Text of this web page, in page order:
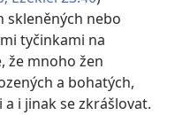
skleněných nebo
tyčinkami na
že mnoho žen
a bohatých,
i jinak se zkrášlovat.